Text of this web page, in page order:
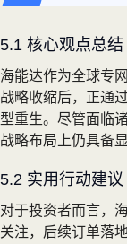
5.1 核心观点总结
海能达作为全球专
战略收缩后，正通
型重生。尽管面临
战略布局上仍具备
5.2 实用行动建议
对于投资者而言，
关注，后续订单落